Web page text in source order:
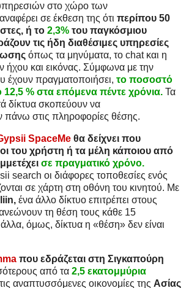
στο χώρο των
σε έκθεση της ότι περίπου 50
ή το 2,3% του παγκόσμιου
τις ήδη διαθέσιμες υπηρεσίες
όπως τα μηνύματα, το chat και η
ήχου και εικόνας. Σύμφωνα με την
έχουν πραγματοποιήσει, το ποσοστό
12,5 % στα επόμενα πέντε χρόνια. Τα
δίκτυα σκοπεύουν να
πάνω στις πληροφορίες θέσης.
SpaceMe θα δείχνει που
του χρήστη ή τα μέλη κάποιου από
σε πραγματικό χρόνο.
search οι διάφορες τοποθεσίες ενός
σε χάρτη στη οθόνη του κινητού. Με
ένα άλλο δίκτυο επιτρέπει στους
τη θέση τους κάθε 15
όμως, δίκτυα η «θέση» δεν είναι
που εδράζεται στη Σιγκαπούρη
από τα 2,5 εκατομμύρια
αναπτυσσόμενες οικονομίες της Ασίας